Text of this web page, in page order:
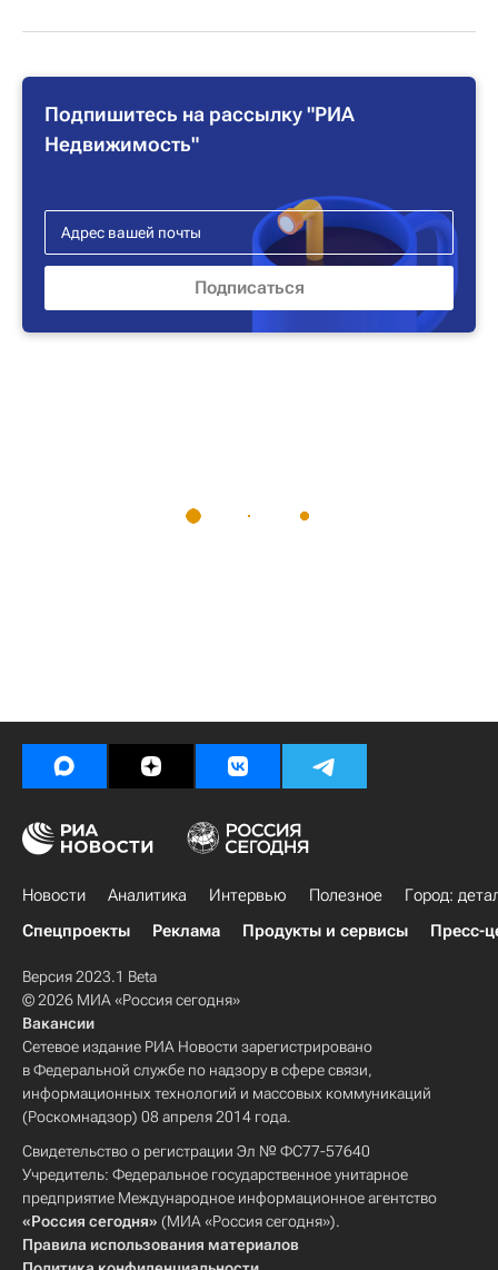
Подпишитесь на рассылку "РИА
Недвижимость"
Новости Аналитика Интервью Полезное
Город:
Спецпроекты
Реклама Продукты и сервисы Пресс-
Версия 2023.1 Beta
© 2026 МИА «Россия сегодня»
Вакансии
Сетевое издание РИА Новости зарегистрировано
в Федеральной службе по надзору в сфере связи,
информационных технологий и массовых коммуникаций
(Роскомнадзор) 08 апреля 2014 года.
Свидетельство о регистрации Эл № ФС77-57640
Учредитель: Федеральное государственное унитарное
предприятие Международное информационное агентство
«Россия сегодня» (МИА «Россия сегодня»).
Правила использования материалов